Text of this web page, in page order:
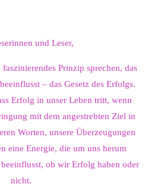
und Leser,
Prinzip sprechen, das
– das Gesetz des Erfolgs.
Erfolg in unser Leben tritt, wenn
mit dem angestrebten Ziel in
Worten, unsere Überzeugungen
eine Energie, die um uns herum
ob wir Erfolg haben oder
nicht.